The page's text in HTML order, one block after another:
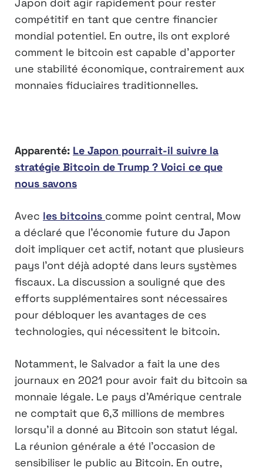
compétitif en tant que centre financier
mondial potentiel. En outre, ils ont exploré
comment le bitcoin est capable d’apporter
une stabilité économique, contrairement aux
monnaies fiduciaires traditionnelles.
Apparenté: Le Japon pourrait-il suivre la
stratégie Bitcoin de Trump ? Voici ce que
nous savons
Avec les bitcoins comme point central, Mow
a déclaré que l’économie future du Japon
doit impliquer cet actif, notant que plusieurs
pays l’ont déjà adopté dans leurs systèmes
fiscaux. La discussion a souligné que des
efforts supplémentaires sont nécessaires
pour débloquer les avantages de ces
technologies, qui nécessitent le bitcoin.
Notamment, le Salvador a fait la une des
journaux en 2021 pour avoir fait du bitcoin sa
monnaie légale. Le pays d’Amérique centrale
ne comptait que 6,3 millions de membres
lorsqu’il a donné au Bitcoin son statut légal.
La réunion générale a été l’occasion de
sensibiliser le public au Bitcoin. En outre,